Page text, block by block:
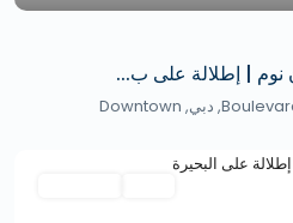
| إطلالة على ب...
دبي,
Downtown